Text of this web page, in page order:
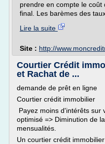
prendre en compte le
final. Les barèmes des
Lire la suite
Site : http://
Courtier Crédit
et Rachat de ...
demande de prêt en ligne
Courtier crédit immobilier
Payez moins d'intérêts sur
optimisé => Diminution de
mensualités.
Un courtier crédit